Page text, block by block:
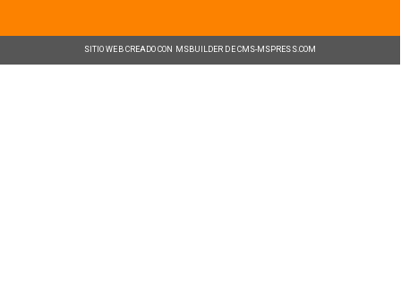
SITIO WEB CREADO CON MSBUILDER DE CMS-MSPRESS.COM